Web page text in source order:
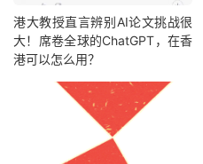
港大教授直言辨别AI论文挑战很
大！席卷全球的ChatGPT，在香
港可以怎么用？